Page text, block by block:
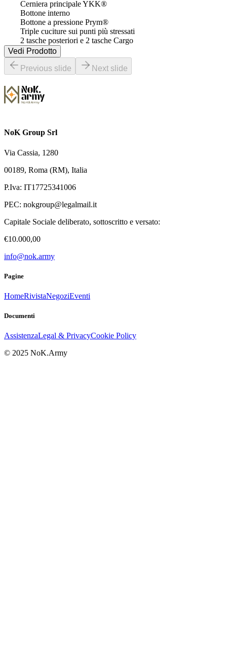
2 tasche posteriori e 2 tasche Cargo
Vedi Prodotto
Previous slide
Next slide
NoK Group Srl
Via Cassia, 1280
00189, Roma (RM), Italia
P.Iva: IT17725341006
PEC: nokgroup@legalmail.it
Capitale Sociale deliberato, sottoscritto e versato:
€10.000,00
info@nok.army
Pagine
HomeRivistaNegoziEventi
Documenti
AssistenzaLegal & PrivacyCookie Policy
© 2025 NoK.Army